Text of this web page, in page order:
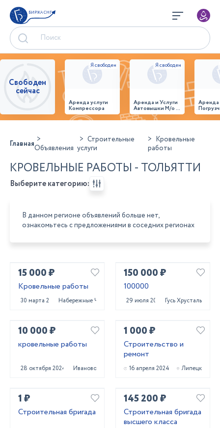
БИРЖА СНГ
Свободен
сейчас
Аренда услуги
Компрессора
Аренда и Услуги
Автовышки М/о г.
Домодедово
26,28,32 место
ГлавнаяОбъявления
Строительные
услуги
Кровельные
работы
КРОВЕЛЬНЫЕ РАБОТЫ - ТОЛЬЯТТИ
Выберите категорию:
В данном регионе объявлений больше нет,
ознакомьтесь с предложениями в соседних регионах
15 000 ₽
Кровельные работы
30 марта 2023 Набережные Челны
150 000 ₽
100000
29 июля 2023 Гусь Хрустальный
10 000 ₽
кровельные работы
28 октября 2024 Иваново
1 000 ₽
Строительство и
ремонт
16 апреля 2024 Липецк
1 ₽
Строительная бригада
145 200 ₽
Строительная бригада
высшего класса